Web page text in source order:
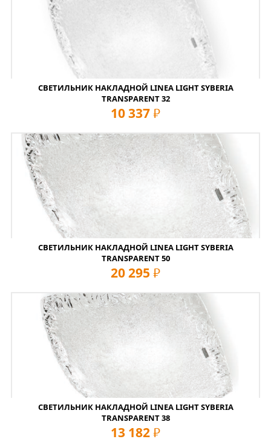
СВЕТИЛЬНИК НАКЛАДНОЙ LINEA LIGHT SYBERIA
TRANSPARENT 32
10 337 руб
СВЕТИЛЬНИК НАКЛАДНОЙ LINEA LIGHT SYBERIA
TRANSPARENT 50
20 295 руб
СВЕТИЛЬНИК НАКЛАДНОЙ LINEA LIGHT SYBERIA
TRANSPARENT 38
13 182 руб